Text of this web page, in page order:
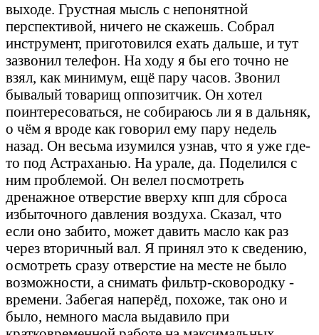
выходе. Грустная мысль с непонятной
перспективой, ничего не скажешь. Собрал
инструмент, приготовился ехать дальше, и тут
зазвонил телефон. На ходу я бы его точно не
взял, как минимум, ещё пару часов. Звонил
бывалый товарищ оппозитчик. Он хотел
поинтересоваться, не собираюсь ли я в дальняк,
о чём я вроде как говорил ему пару недель
назад. Он весьма изумился узнав, что я уже где-
то под Астраханью. На урале, да. Поделился с
ним проблемой. Он велел посмотреть
дренажное отверстие вверху кпп для сброса
избыточного давления воздуха. Сказал, что
если оно забито, может давить масло как раз
через вторичный вал. Я принял это к сведению,
осмотреть сразу отверстие на месте не было
возможности, а снимать фильтр-сковородку -
времени. Забегая наперёд, похоже, так оно и
было, немного масла выдавило при